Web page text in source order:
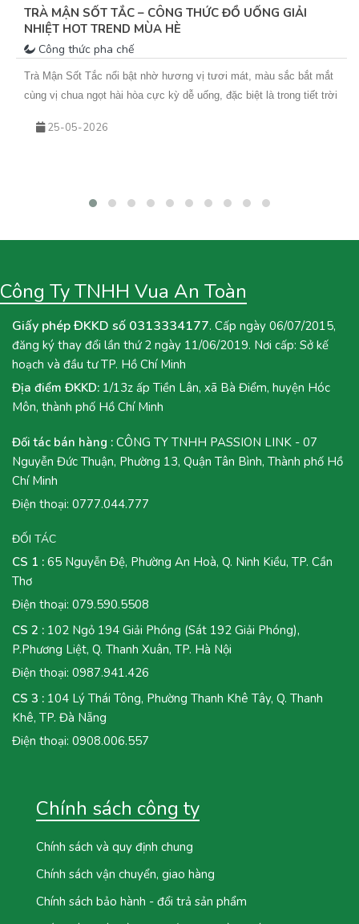
TRÀ MẬN SỐT TẮC – CÔNG THỨC ĐỒ UỐNG GIẢI
NHIỆT HOT TREND MÙA HÈ
Công thức pha chế
Trà Mận Sốt Tắc nổi bật nhờ hương vị tươi mát, màu sắc bắt mắt
cùng vị chua ngọt hài hòa cực kỳ dễ uống, đặc biệt là trong tiết trời
đậm vị và sốt tắc chua thanh giúp món nước này không chỉ giải
Toàn khám phá ngay công thức Trà Mận Sốt Tắc dưới đây nhé!
25-05-2026
Công Ty TNHH Vua An Toàn
Giấy phép ĐKKD số 0313334177. Cấp ngày 06/07/2015,
đăng ký thay đổi lần thứ 2 ngày 11/06/2019. Nơi cấp: Sở kế
hoạch và đầu tư TP. Hồ Chí Minh
Địa điểm ĐKKD: 1/13z ấp Tiền Lân, xã Bà Điểm, huyện Hóc
Môn, thành phố Hồ Chí Minh
Đối tác bán hàng : CÔNG TY TNHH PASSION LINK - 07
Nguyễn Đức Thuận, Phường 13, Quận Tân Bình, Thành phố Hồ
Chí Minh
Điện thoại: 0777.044.777
ĐỐI TÁC
CS 1 : 65 Nguyễn Đệ, Phường An Hoà, Q. Ninh Kiều, TP. Cần
Thơ
Điện thoại: 079.590.5508
CS 2 : 102 Ngỏ 194 Giải Phóng (Sát 192 Giải Phóng),
P.Phương Liệt, Q. Thanh Xuân, TP. Hà Nội
Điện thoại: 0987.941.426
CS 3 : 104 Lý Thái Tông, Phường Thanh Khê Tây, Q. Thanh
Khê, TP. Đà Nẵng
Điện thoại: 0908.006.557
Chính sách công ty
Chính sách và quy định chung
Chính sách vận chuyển, giao hàng
Chính sách bảo hành - đổi trả sản phẩm